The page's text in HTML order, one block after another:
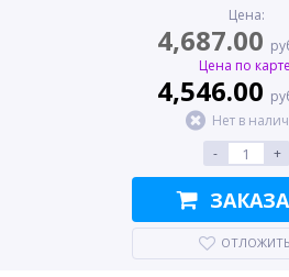
Цена:
4,687.00
Цена по
4,546.00
Нет в
-
+
ОТЛОЖИТЬ